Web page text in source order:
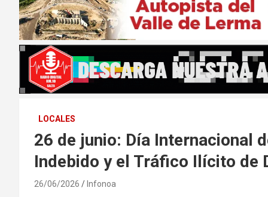
LOCALES
26 de junio: Día Internacional
Indebido y el Tráfico Ilícito de
26/06/2026 Infonoa